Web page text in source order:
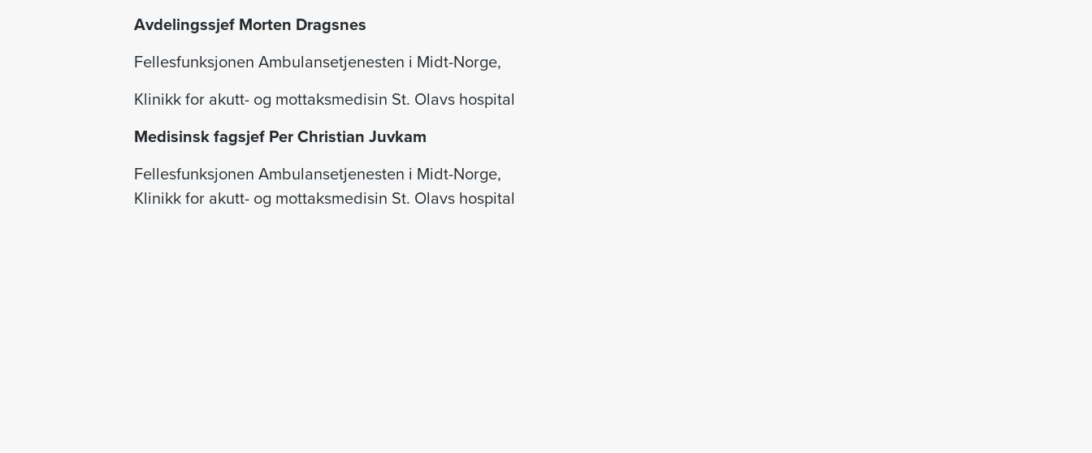
Avdelingssjef Morten Dragsnes
Fellesfunksjonen Ambulansetjenesten i Midt-Norge,
Klinikk for akutt- og mottaksmedisin St. Olavs hospital
Medisinsk fagsjef Per Christian Juvkam
Fellesfunksjonen Ambulansetjenesten i Midt-Norge,
Klinikk for akutt- og mottaksmedisin St. Olavs hospital